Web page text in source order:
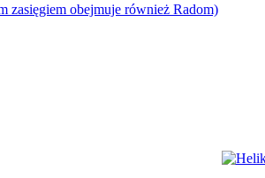
zasięgiem obejmuje również Radom)